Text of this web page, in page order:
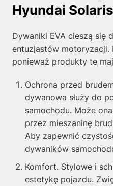
Hyundai Solaris
Dywaniki EVA cieszą się
entuzjastów motoryzacji.
ponieważ produkty te
Ochrona przed
dywanowa służy do
samochodu. Może
przez mieszaninę
Aby zapewnić
dywaników
Komfort. Stylowe i
estetykę pojazdu.